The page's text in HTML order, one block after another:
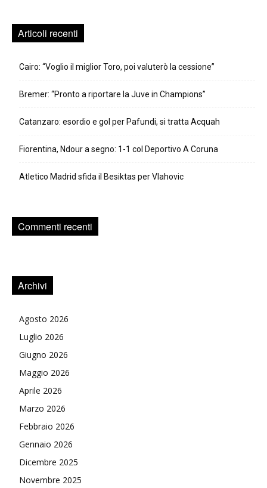
Articoli recenti
Cairo: “Voglio il miglior Toro, poi valuterò la cessione”
Bremer: “Pronto a riportare la Juve in Champions”
Catanzaro: esordio e gol per Pafundi, si tratta Acquah
Fiorentina, Ndour a segno: 1-1 col Deportivo A Coruna
Atletico Madrid sfida il Besiktas per Vlahovic
Commenti recenti
Archivi
Agosto 2026
Luglio 2026
Giugno 2026
Maggio 2026
Aprile 2026
Marzo 2026
Febbraio 2026
Gennaio 2026
Dicembre 2025
Novembre 2025